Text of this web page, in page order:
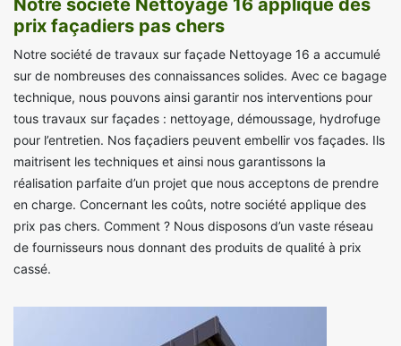
Notre société Nettoyage 16 applique des
prix façadiers pas chers
Notre société de travaux sur façade Nettoyage 16 a accumulé
sur de nombreuses des connaissances solides. Avec ce bagage
technique, nous pouvons ainsi garantir nos interventions pour
tous travaux sur façades : nettoyage, démoussage, hydrofuge
pour l’entretien. Nos façadiers peuvent embellir vos façades. Ils
maitrisent les techniques et ainsi nous garantissons la
réalisation parfaite d’un projet que nous acceptons de prendre
en charge. Concernant les coûts, notre société applique des
prix pas chers. Comment ? Nous disposons d’un vaste réseau
de fournisseurs nous donnant des produits de qualité à prix
cassé.